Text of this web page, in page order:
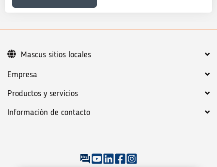
Empresa
Productos y servicios
Información de contacto
Mascus sitios locales